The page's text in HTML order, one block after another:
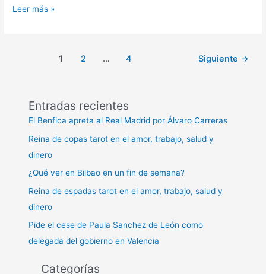
loves
Mallorca
destroy
Manifiesto
Leer más »
1 2 … 4 Siguiente →
Entradas recientes
El Benfica apreta al Real Madrid por Álvaro Carreras
Reina de copas tarot en el amor, trabajo, salud y
dinero
¿Qué ver en Bilbao en un fin de semana?
Reina de espadas tarot en el amor, trabajo, salud y
dinero
Pide el cese de Paula Sanchez de León como
delegada del gobierno en Valencia
Categorías